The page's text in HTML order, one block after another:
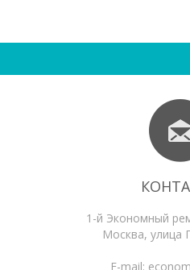
1-й Экономный
Москва, улица
E-mail: